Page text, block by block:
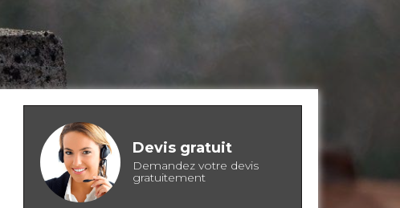
Devis gratuit
Demandez votre devis
gratuitement